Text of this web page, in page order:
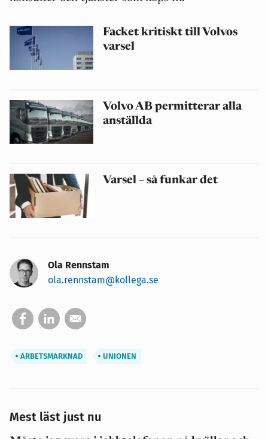
Facket kritiskt till Volvos
varsel
Volvo AB permitterar alla
anställda
Varsel – så funkar det
Ola Rennstam
ola.rennstam@kollega.se
ARBETSMARKNAD UNIONEN
Mest läst just nu